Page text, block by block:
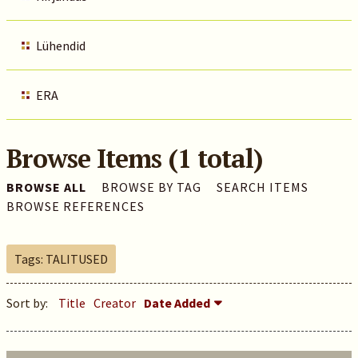
Lühendid
ERA
Browse Items (1 total)
BROWSE ALL BROWSE BY TAG
SEARCH ITEMS
BROWSE REFERENCES
Tags: TALITUSED
Sort by: Title Creator Date Added